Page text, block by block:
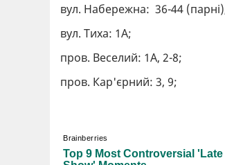
вул. Набережна: 36-44
вул. Тиха: 1А;
пров. Веселий: 1А, 2-8;
пров. Кар'єрний: 3, 9;